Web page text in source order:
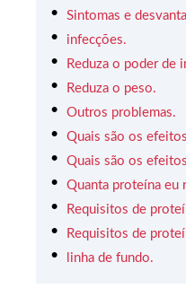
Sintomas e
infecções.
Reduza o poder de
Reduza o peso.
Outros problemas.
Quais são os
Quais são os
Quanta proteína eu
Requisitos de
Requisitos de
linha de fundo.